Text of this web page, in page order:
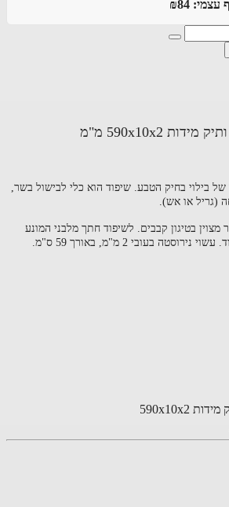
בחיק הטבע. שיפוד הוא כלי לבישול בשר,
או אש).
בטיגון קבבים. לשיפוד חתך מלבני המונע
מהמוצר להתגלגל על ​​השיפוד. עשוי נירוסטה בעובי 2 מ"מ, באורך 59 ס"מ.